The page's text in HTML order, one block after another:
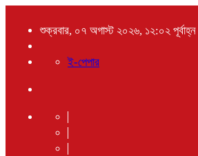
শুক্রবার, ০৭ অগাস্ট ২০২৬, ১২:০২ পূর্বাহ্ন
ই-পেপার